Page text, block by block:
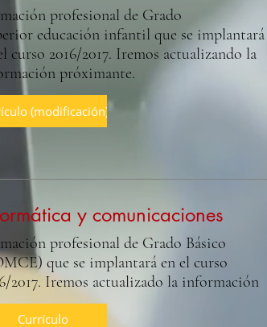
profesional de Grado
educación infantil que se implantará
curso 2016/2017. Iremos actualizando la
próximante.
(modificación)
y comunicaciones
profesional de Grado Básico
que se implantará en el curso
2017. Iremos actualizado la información
Currículo